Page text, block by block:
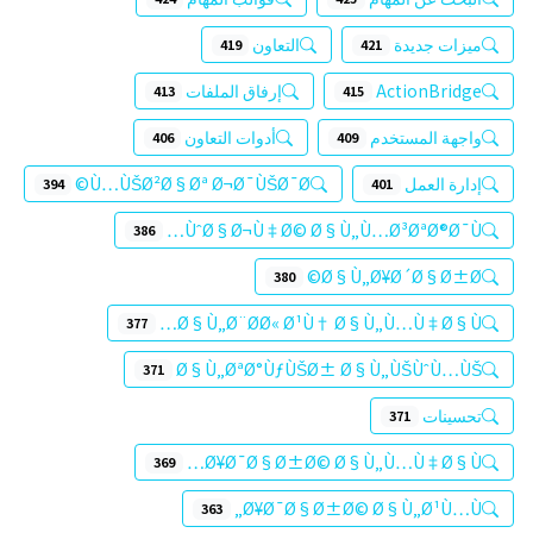
ميزات جديدة 421 التعاون 419
ActionBridge
415 إرفاق الملفات 413
واجهة المستخدم 409 أدوات التعاون 406
إدارة العمل 401
Ù…ÙŠØ²Ø§Øª Ø¬Ø¯ÙŠØ¯Ø©
394
ÙˆØ§Ø¬Ù‡Ø© Ø§Ù„Ù…Ø³ØªØ®Ø¯Ù…
386
Ø§Ù„Ø¥Ø´Ø§Ø±Ø©
380
Ø§Ù„Ø¨Ø­Ø« Ø¹Ù† Ø§Ù„Ù…Ù‡Ø§Ù…
377
Ø§Ù„ØªØ°ÙƒÙŠØ± Ø§Ù„ÙŠÙˆÙ…ÙŠ
371
تحسينات 371
Ø¥Ø¯Ø§Ø±Ø© Ø§Ù„Ù…Ù‡Ø§Ù…
369
Ø¥Ø¯Ø§Ø±Ø© Ø§Ù„Ø¹Ù…Ù„
363